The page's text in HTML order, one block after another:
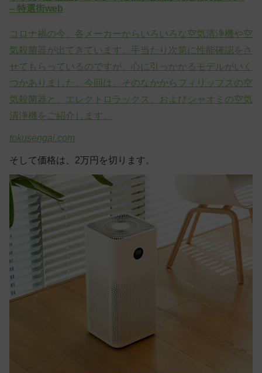
– 特選街web
コロナ禍の今、各メーカーからいろいろな空気清浄機や空
気殺菌器が出てきています。手当たり次第に性能確認をさ
せてもらっているのですが、心に引っかかるモデルがいく
つかありました。今回は、そのなかからフィリップスの空
気殺菌器と、エレクトロラックス、およびシャオミの空気
清浄機をご紹介します。
tokusengai.com
そして価格は、2万円を切ります。